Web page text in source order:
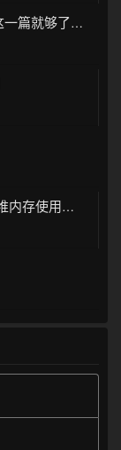
Java实现Excel导入和导出，看这一篇就够了(珍藏版)
Linux查看某个服务JVM的GC和堆内存使用情况